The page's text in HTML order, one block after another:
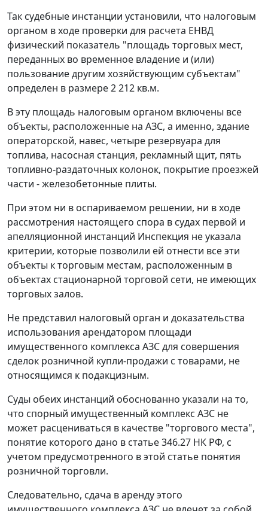
Так судебные инстанции установили, что налоговым
органом в ходе проверки для расчета ЕНВД
физический показатель "площадь торговых мест,
переданных во временное владение и (или)
пользование другим хозяйствующим субъектам"
определен в размере 2 212 кв.м.
В эту площадь налоговым органом включены все
объекты, расположенные на АЗС, а именно, здание
операторской, навес, четыре резервуара для
топлива, насосная станция, рекламный щит, пять
топливно-раздаточных колонок, покрытие проезжей
части - железобетонные плиты.
При этом ни в оспариваемом решении, ни в ходе
рассмотрения настоящего спора в судах первой и
апелляционной инстанций Инспекция не указала
критерии, которые позволили ей отнести все эти
объекты к торговым местам, расположенным в
объектах стационарной торговой сети, не имеющих
торговых залов.
Не представил налоговый орган и доказательства
использования арендатором площади
имущественного комплекса АЗС для совершения
сделок розничной купли-продажи с товарами, не
относящимся к подакцизным.
Суды обеих инстанций обоснованно указали на то,
что спорный имущественный комплекс АЗС не
может расцениваться в качестве "торгового места",
понятие которого дано в статье 346.27 НК РФ, с
учетом предусмотренного в этой статье понятия
розничной торговли.
Следовательно, сдача в аренду этого